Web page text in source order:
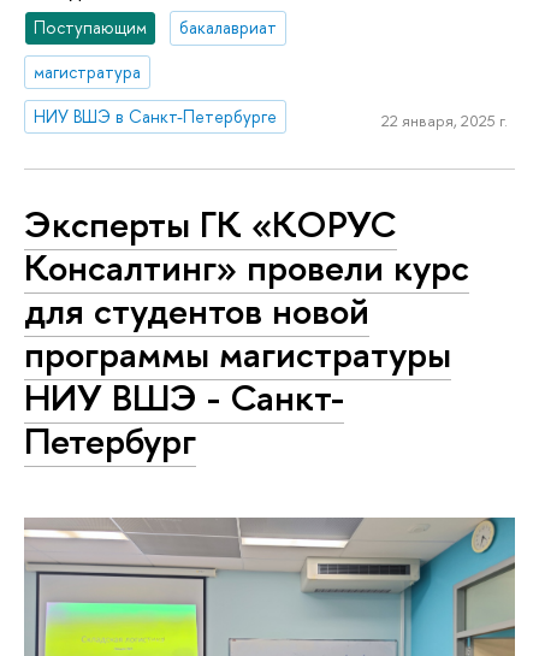
Поступающим
бакалавриат
магистратура
НИУ ВШЭ в Санкт-Петербурге
22 января, 2025 г.
Эксперты ГК «КОРУС
Консалтинг» провели курс
для студентов новой
программы магистратуры
НИУ ВШЭ - Санкт-
Петербург